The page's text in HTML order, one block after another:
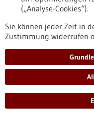
neurodegenerativer
Symptomatik. Eine
Ein Protein namens TDP-
Gehirns zu winzig
Fachleuten aus dem
krankhaften
betreffen.
https://
bw.de/fachbeitrag/pm/
nervenzellen-sind-fuer-
(„Analyse-Cookies“).
Sie können jeder Zeit in
Zustimmung widerrufen